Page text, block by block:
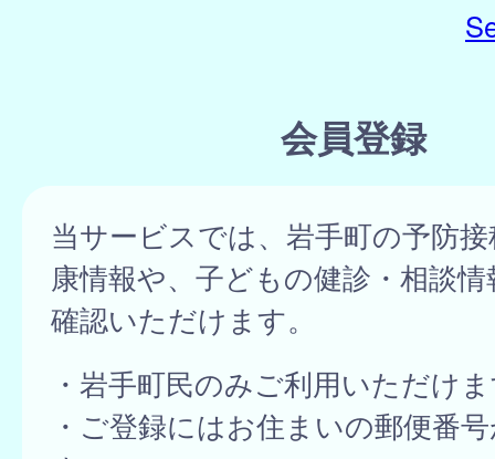
会員登録
当サービスでは、岩手町の予防
康情報や、子どもの健診・相談
確認いただけます。
・岩手町民のみご利用いただけ
・ご登録にはお住まいの郵便番